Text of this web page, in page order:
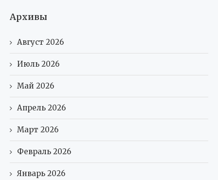
Архивы
Август 2026
Июль 2026
Май 2026
Апрель 2026
Март 2026
Февраль 2026
Январь 2026